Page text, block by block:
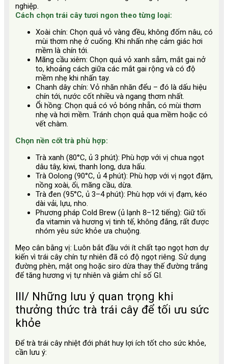
nghiệp.
Cách chọn trái cây tươi ngon theo từng loại:
Xoài chín: Chọn quả vỏ vàng đều, không đốm nâu, có
mùi thơm nhẹ ở cuống. Khi nhấn nhẹ cảm giác hơi
mềm là chín tới.
Mãng cầu xiêm: Chọn quả vỏ xanh sẫm, mắt gai nở
to, khoảng cách giữa các mắt gai rộng và có độ
mềm nhẹ khi nhấn tay.
Chanh dây chín: Vỏ nhăn nhăn đểu – đó là dấu hiệu
chín tới, nước cốt nhiều và ngang thơm nhất.
Ổi hồng: Chọn quả có vỏ bóng nhẵn, có mùi thơm
nhẹ và hơi mềm. Tránh chọn quả qua mềm hoặc có
vết chàm.
Chọn nền cốt trà phù hợp:
Trà xanh (80°C, ủ 3 phút): Phù hợp với vị chua ngọt
dâu tây, kiwi, thanh long, dưa hấu.
Trà Oolong (90°C, ủ 4 phút): Phù hợp với vị ngọt đặm,
nồng xoài, ổi, mãng cầu, dừa.
Trà đen (95°C, ủ 3–4 phút): Phù hợp với vị đạm, kéo
dài vải, lựu, nho.
Phương pháp Cold Brew (ủ lạnh 8–12 tiếng): Giữ tối
đa vitamin và hương vị tinh tế, không đắng, rất được
nhóm yêu sức khỏe ưa chuộng.
Mẹo cân bằng vị: Luôn bắt đầu với ít chất tạo ngọt hơn dự
kiến vì trái cây chín tự nhiên đã có độ ngọt riêng. Sử dụng
đường phèn, mật ong hoặc siro dừa thay thế đường trắng
để tăng hương vị tự nhiên và giảm chỉ số GI.
III/ Những lưu ý quan trọng khi
thưởng thức trà trái cây để tối ưu sức
khỏe
Để trà trái cây nhiệt đới phát huy lợi ích tốt cho sức khỏe,
cần lưu ý: